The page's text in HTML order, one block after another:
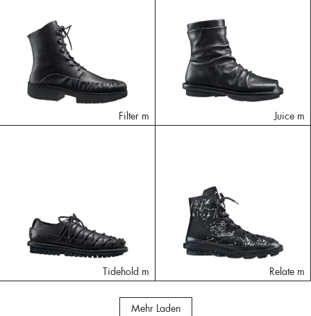
Filter m Juice m
Tidehold m Relate m
Mehr Laden